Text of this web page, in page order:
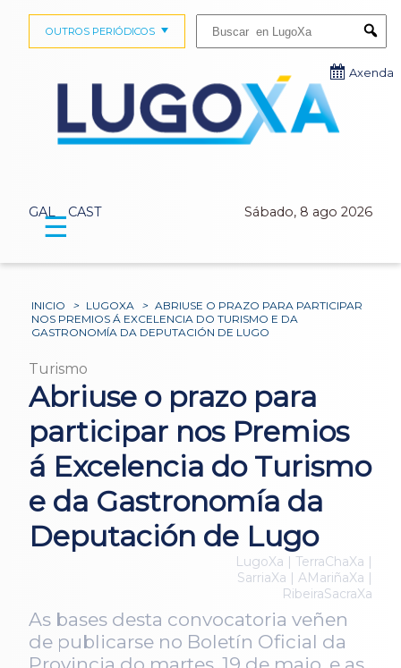
GAL CAST Sábado, 8 ago 2026
OUTROS PERIÓDICOS
Axenda
☰
INICIO > LUGOXA > ABRIUSE O PRAZO PARA PARTICIPAR
NOS PREMIOS Á EXCELENCIA DO TURISMO E DA
GASTRONOMÍA DA DEPUTACIÓN DE LUGO
Turismo
Abriuse o prazo para
participar nos Premios
á Excelencia do Turismo
e da Gastronomía da
Deputación de Lugo
LugoXa | TerraChaXa |
SarriaXa | AMariñaXa |
RibeiraSacraXa
As bases desta convocatoria veñen
de publicarse no Boletín Oficial da